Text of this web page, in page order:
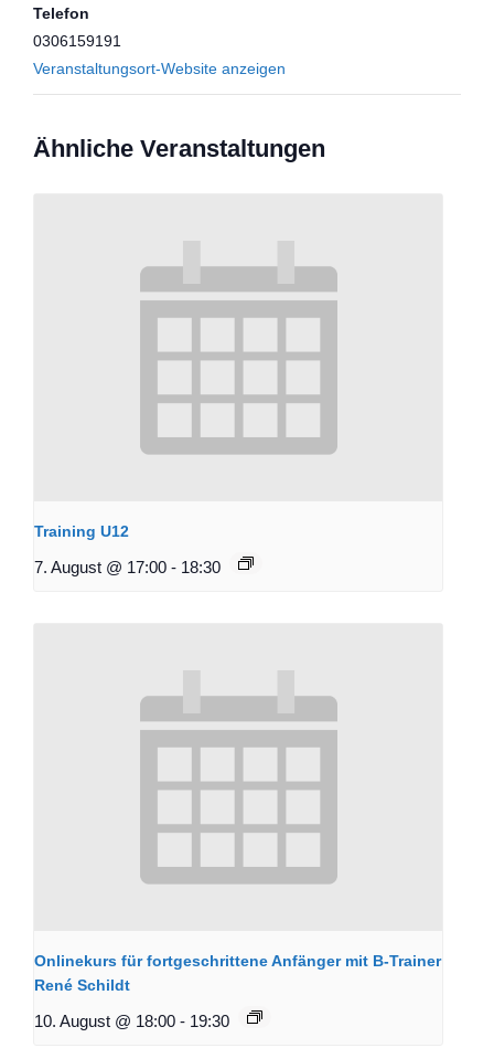
Telefon
0306159191
Veranstaltungsort-Website anzeigen
Ähnliche Veranstaltungen
Training U12
7. August @ 17:00 - 18:30
Onlinekurs für fortgeschrittene Anfänger mit B-Trainer
René Schildt
10. August @ 18:00 - 19:30